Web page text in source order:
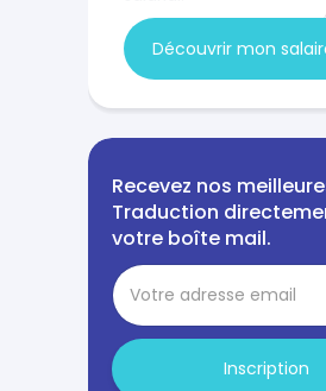
Découvrir mon
Recevez nos
Traduction
votre boîte mail.
Inscription